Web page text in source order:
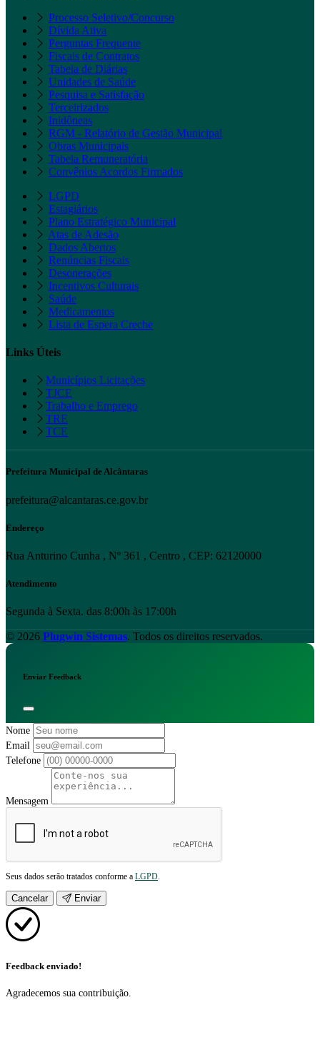
Processo Seletivo/Concurso
Dívida Ativa
Perguntas Frequente
Fiscais de Contratos
Tabela de Diárias
Unidades de Saúde
Pesquisa e Satisfação
Terceirizados
Inidôneas
RGM - Relatório de Gestão Municipal
Obras Municipais
Tabela Remuneratória
Convênios Acordos Firmados
LGPD
Estagiários
Plano Estratégico Municipal
Atas de Adesão
Dados Abertos
Renúncias Fiscais
Desonerações
Incentivos Culturais
Saúde
Medicamentos
Lista de Espera Creche
Links Úteis
Municípios Licitações
TJCE
Trabalho e Emprego
TRE
TCE
Prefeitura Municipal de Alcântaras
prefeitura@alcantaras.ce.gov.br
Endereço
Rua Anturino Cunha , Nº 361 , Centro , CEP: 62120000
Atendimento
Segunda à Sexta. das 8:00h às 17:00h
© 2026 Plugwin Sistemas. Todos os direitos reservados.
Enviar Feedback
Nome
Email
Telefone
Mensagem
Seus dados serão tratados conforme a LGPD.
Cancelar Enviar
Feedback enviado!
Agradecemos sua contribuição.